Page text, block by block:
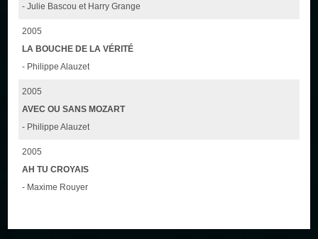
- Julie Bascou et Harry Grange
2005
LA BOUCHE DE LA VÉRITÉ
- Philippe Alauzet
2005
AVEC OU SANS MOZART
- Philippe Alauzet
2005
AH TU CROYAIS
- Maxime Rouyer